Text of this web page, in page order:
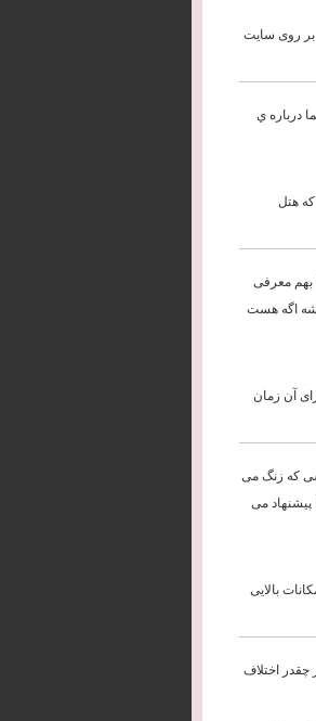
بر روی سایت
شما درباره ي
که هتل
خیلی ممنون از پاسختون ولی 1550000 برامون خیلی گرونه می تونید یه هتل خوب در حدود 1000000 تا 1100000 بهم معرفی
شه اگه هست
آن زمان
که زنگ می
پیشنهاد می
بالایی
از 7 هفت روز دارید؟ برای 26 خرداد و 10 تیر تور چین دارید؟ قیمت تور 26 خرداد با 10 تیر چقدر اختلاف